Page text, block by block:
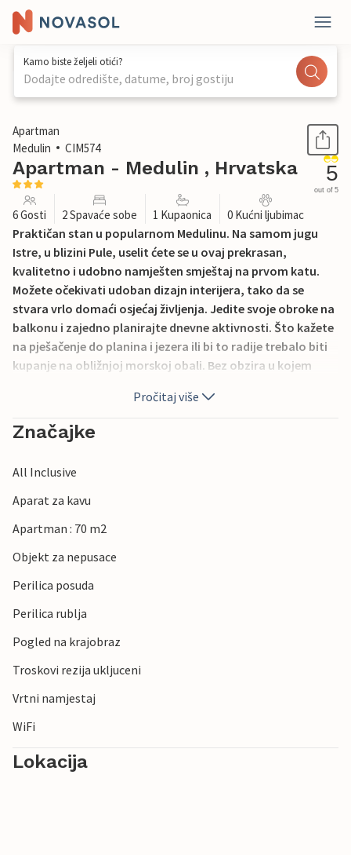
Kamo biste željeli otići?
Dodajte odredište, datume, broj gostiju
1 / 33
Apartman
Medulin
CIM574
Apartman - Medulin , Hrvatska 5
out of 5
6 Gosti 2 Spavaće sobe 1 Kupaonica 0 Kućni ljubimac
Praktičan stan u popularnom Medulinu. Na samom jugu
Istre, u blizini Pule, uselit ćete se u ovaj prekrasan,
kvalitetno i udobno namješten smještaj na prvom katu.
Možete očekivati udoban dizajn interijera, tako da se
stvara vrlo domaći osjećaj življenja. Jedite svoje obroke na
balkonu i zajedno planirajte dnevne aktivnosti. Što kažete
na pješačenje do planina i jezera ili bi to radije trebalo biti
kupanje na obližnjoj morskoj obali. Bez obzira u kojem
specijalitetima mame vas posvuda... Radujte se svom
boravku u ovom izvrsnom smještaju!
Pročitaj više
Značajke
All Inclusive
Aparat za kavu
Apartman : 70 m2
Objekt za nepusace
Perilica posuda
Perilica rublja
Pogled na krajobraz
Troskovi rezija ukljuceni
Vrtni namjestaj
WiFi
Lokacija